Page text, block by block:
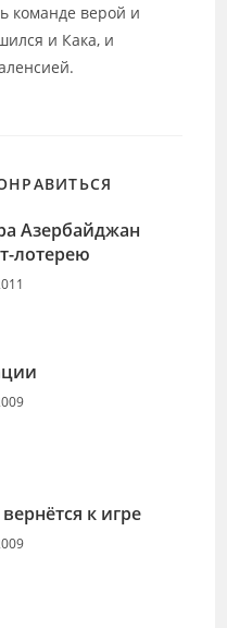
команде верой и
и Кака, и
Азербайджан
лотерею
к игре